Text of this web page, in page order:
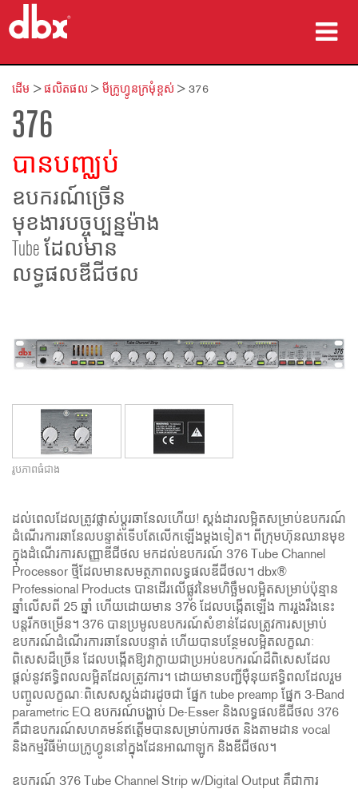
ផលិតផល
ករណីសិក្សា
កន្លែងទិញ
បណ្ដុះបណ្ដាល
ការគាំទ្រ
ដើម >ផលិតផល> មីក្រូហ្វូនក្រមុំខ្ពស់ > 376
376
បានបញ្ឈប់
ឧបករណ៍ច្រើន
មុខងារបច្ចុប្បន្នម៉ាង
Tube ដែលមាន
លទ្ធផលឌីជីថល
រូបភាពធំជាង
ដល់ពេលដែលត្រូវផ្លាស់ប្តូរឆានែលហើយ! ស្តង់ដារលម្អិតសម្រាប់ឧបករណ៍
ដំណើរការឆានែលបន្ទាត់ទើបតែលើកឡើងម្តងទៀត។ ពីក្រុមហ៊ុនឈានមុខ
ក្នុងដំណើរការសញ្ញាឌីជីថល មកដល់ឧបករណ៍ 376 Tube Channel
Processor ថ្មីដែលមានសមត្ថភាពលទ្ធផលឌីជីថល។ dbx®
Professional Products បានដើរលើផ្លូវនៃមហិច្ឆឹមលម្អិតសម្រាប់ប៉ុន្មាន
ឆ្នាំលើសពី 25 ឆ្នាំ ហើយដោយមាន 376 ដែលបង្កើតឡើង ការរួងរឹងនេះ
បន្តរីកចម្រើន។ 376 បានប្រមូលឧបករណ៍សំខាន់ដែលត្រូវការសម្រាប់
ឧបករណ៍ដំណើរការឆានែលបន្ទាត់ ហើយបានបន្ថែមលម្អិតលក្ខណៈ
ពិសេសដ៏ច្រើន ដែលបង្កើតឱ្យវាក្លាយជាប្រអប់ឧបករណ៍ដ៏ពិសេសដែល
ផ្តល់នូវឥទ្ធិពលលម្អិតដែលត្រូវការ។ ដោយមានបញ្ជីម៉ឺនុយឥទ្ធិពលដែលរួម
បញ្ចូលលក្ខណៈពិសេសស្តង់ដារដូចជា ផ្នែក tube preamp ផ្នែក 3-Band
parametric EQ ឧបករណ៍បង្ហាប់ De-Esser និងលទ្ធផលឌីជីថល 376
គឺជាឧបករណ៍សហគមន៍ឥត្ដើមបានសម្រាប់ការថត និងតាមដាន vocal
និងកម្មវិធីម៉ាយក្រូហ្វូននៅក្នុងដែនអាណាឡូក និងឌីជីថល។
ឧបករណ៍ 376 Tube Channel Strip w/Digital Output គឺជាការ